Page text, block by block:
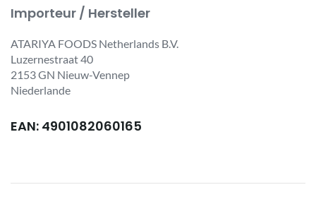
Importeur / Hersteller
ATARIYA FOODS Netherlands B.V.
Luzernestraat 40
2153 GN Nieuw-Vennep
Niederlande
EAN: 4901082060165